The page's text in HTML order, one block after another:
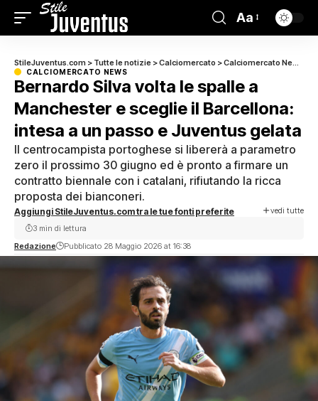
Aa
StileJuventus.com > Tutte le notizie >Calciomercato >Calciomercato News
CALCIOMERCATO NEWS
Bernardo Silva volta le spalle a
Manchester e sceglie il Barcellona:
intesa a un passo e Juventus gelata
Il centrocampista portoghese si libererà a parametro
zero il prossimo 30 giugno ed è pronto a firmare un
contratto biennale con i catalani, rifiutando la ricca
proposta dei bianconeri.
Aggiungi StileJuventus.com tra le tue fonti preferite vedi tutte
Redazione Pubblicato 28 Maggio 2026 at 16:38
3 min di lettura